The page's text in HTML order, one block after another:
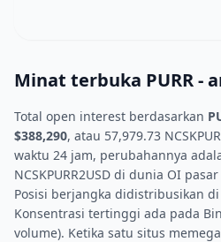
Minat terbuka PURR -
Total open interest berdasarkan
$388,290, atau 57,979.73
waktu 24 jam, perubahannya
NCSKPURR2USD di dunia OI
Posisi berjangka didistribusikan
Konsentrasi tertinggi ada pada
volume). Ketika satu situs